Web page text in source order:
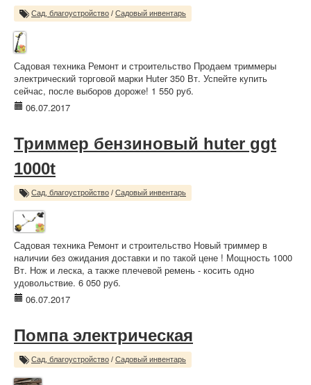
Сад, благоустройство / Садовый инвентарь
Садовая техника Ремонт и строительство Продаем триммеры
электрический торговой марки Huter 350 Вт. Успейте купить
сейчас, после выборов дороже! 1 550 руб.
06.07.2017
Триммер бензиновый huter ggt
1000t
Сад, благоустройство / Садовый инвентарь
Садовая техника Ремонт и строительство Новый триммер в
наличии без ожидания доставки и по такой цене ! Мощность 1000
Вт. Нож и леска, а также плечевой ремень - косить одно
удовольствие. 6 050 руб.
06.07.2017
Помпа электрическая
Сад, благоустройство / Садовый инвентарь